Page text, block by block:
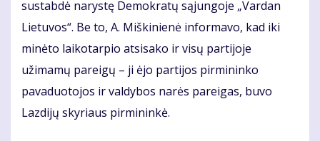
sustabdė narystę Demokratų sąjungoje „Vardan
Lietuvos“. Be to, A. Miškinienė informavo, kad iki
minėto laikotarpio atsisako ir visų partijoje
užimamų pareigų – ji ėjo partijos pirmininko
pavaduotojos ir valdybos narės pareigas, buvo
Lazdijų skyriaus pirmininkė.